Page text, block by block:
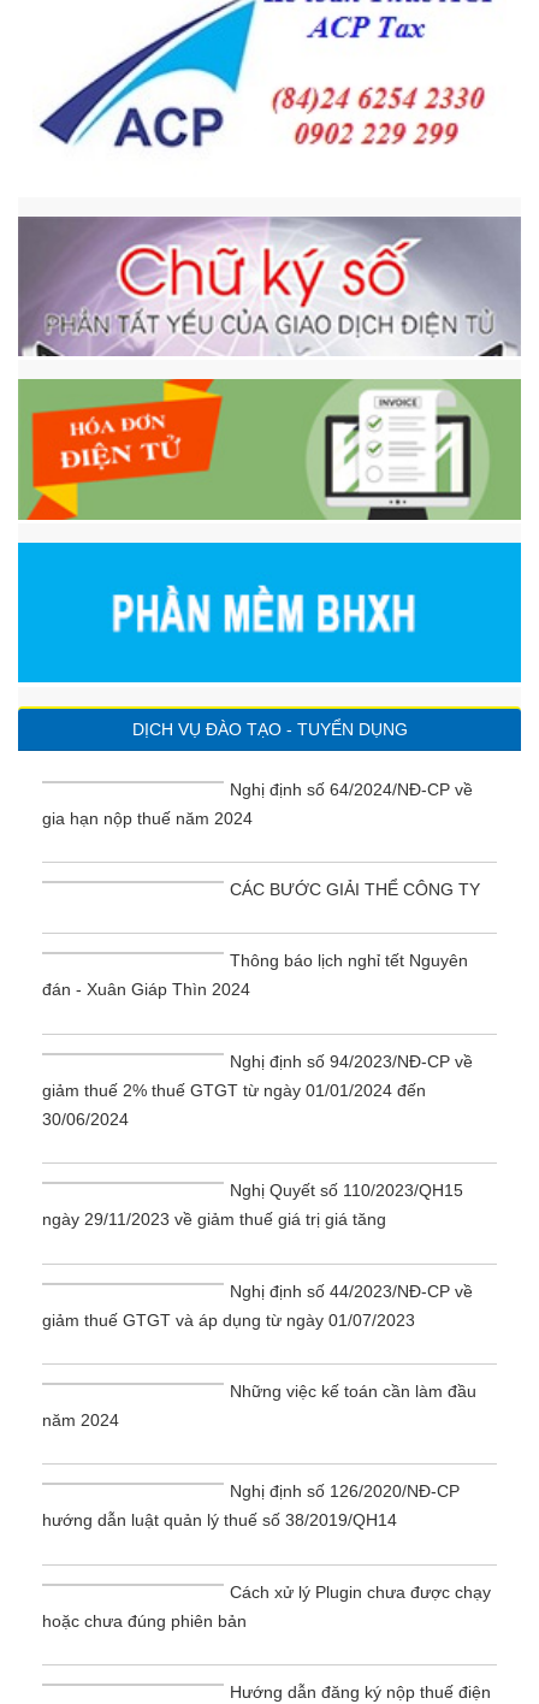
DỊCH VỤ ĐÀO TẠO - TUYỂN DỤNG
Nghị định số 64/2024/NĐ-CP về
gia hạn nộp thuế năm 2024
CÁC BƯỚC GIẢI THỂ CÔNG TY
Thông báo lịch nghỉ tết Nguyên
đán - Xuân Giáp Thìn 2024
Nghị định số 94/2023/NĐ-CP về
giảm thuế 2% thuế GTGT từ ngày 01/01/2024 đến
30/06/2024
Nghị Quyết số 110/2023/QH15
ngày 29/11/2023 về giảm thuế giá trị giá tăng
Nghị định số 44/2023/NĐ-CP về
giảm thuế GTGT và áp dụng từ ngày 01/07/2023
Những việc kế toán cần làm đầu
năm 2024
Nghị định số 126/2020/NĐ-CP
hướng dẫn luật quản lý thuế số 38/2019/QH14
Cách xử lý Plugin chưa được chạy
hoặc chưa đúng phiên bản
Hướng dẫn đăng ký nộp thuế điện